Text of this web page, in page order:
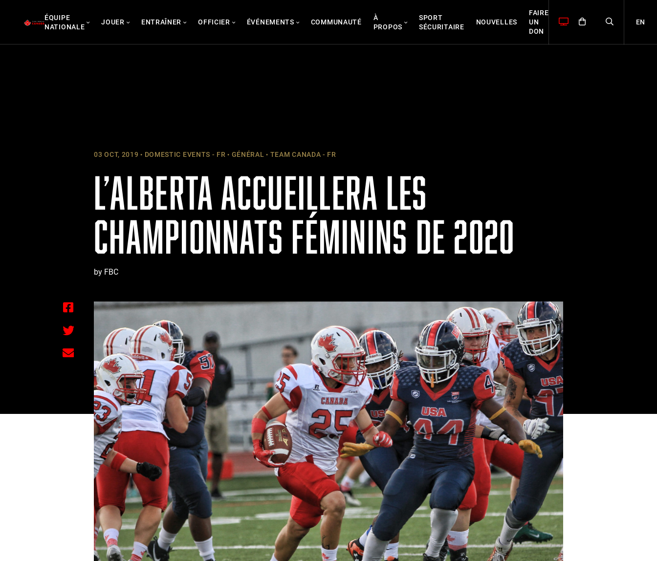
ÉQUIPE
NATIONALE
JOUER ENTRAÎNER OFFICIER ÉVÉNEMENTS COMMUNAUTÉ
À
PROPOS
SPORT
SÉCURITAIRE
NOUVELLES
FAIRE
UN
DON
EN
03 OCT, 2019 DOMESTIC EVENTS - FR GÉNÉRAL TEAM CANADA - FR
L’ALBERTA ACCUEILLERA LES
CHAMPIONNATS FÉMININS DE 2020
by FBC